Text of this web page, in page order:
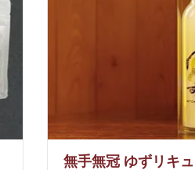
無手無冠 ゆずリキ